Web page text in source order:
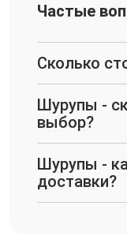
Частые
Сколько
Шурупы -
выбор?
Шурупы -
доставки?